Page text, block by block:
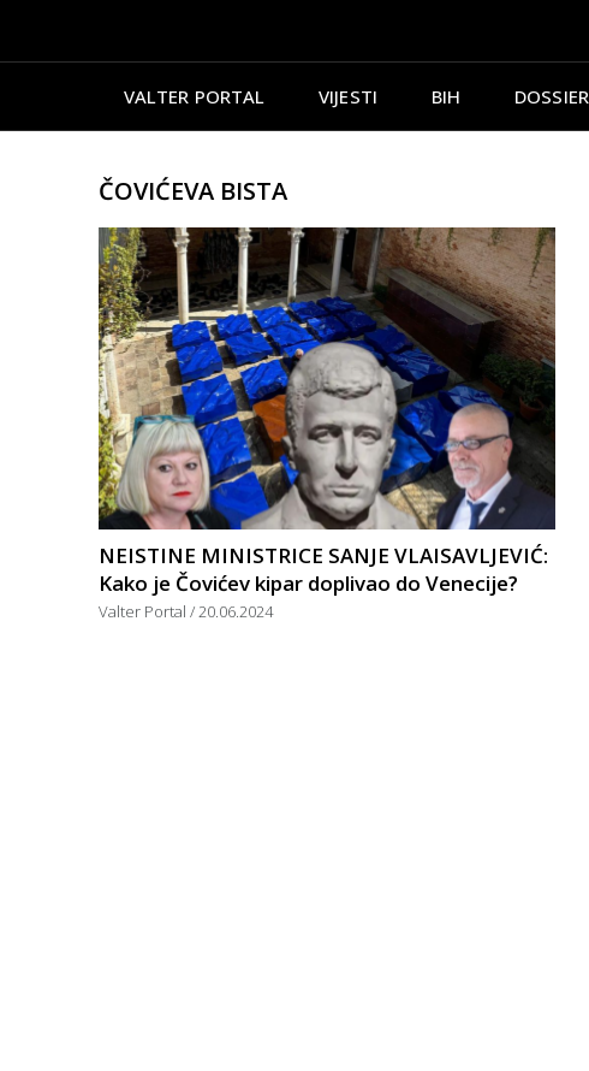
VALTER PORTAL VIJESTI BIH DOSSIER
ČOVIĆEVA BISTA
NEISTINE MINISTRICE SANJE VLAISAVLJEVIĆ:
Kako je Čovićev kipar doplivao do Venecije?
Valter Portal 20.06.2024